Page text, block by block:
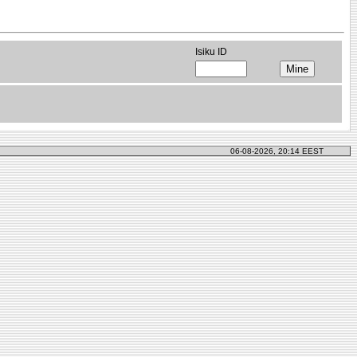
Isiku ID
06-08-2026, 20:14 EEST